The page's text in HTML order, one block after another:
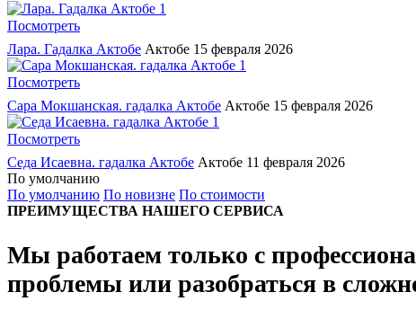
1
Посмотреть
Лара. Гадалка Актобе Актобе 15 февраля 2026
1
Посмотреть
Сара Мокшанская. гадалка Актобе Актобе 15 февраля 2026
1
Посмотреть
Седа Исаевна. гадалка Актобе Актобе 11 февраля 2026
По умолчанию
По умолчанию По новизне По стоимости
ПРЕИМУЩЕСТВА НАШЕГО СЕРВИСА
Мы работаем только с
проблемы или разобраться в